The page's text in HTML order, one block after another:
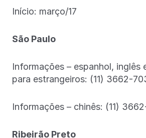
Início: março/17
São Paulo
Informações – espanhol, inglês
para estrangeiros: (11) 3662-
Informações – chinês: (11)
Ribeirão Preto